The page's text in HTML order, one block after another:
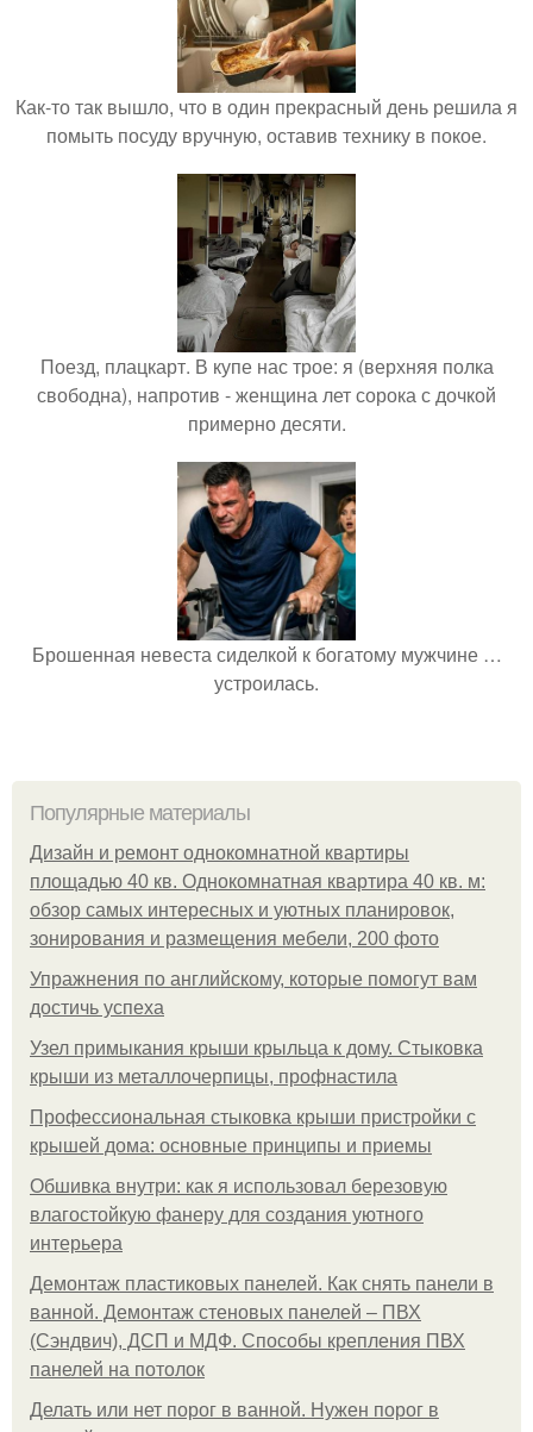
Как-то так вышло, что в один прекрасный день решила я
помыть посуду вручную, оставив технику в покое.
Поезд, плацкарт. В купе нас трое: я (верхняя полка
свободна), напротив - женщина лет сорока с дочкой
примерно десяти.
Брошенная невеста сиделкой к богатому мужчине …
устроилась.
Популярные материалы
Дизайн и ремонт однокомнатной квартиры
площадью 40 кв. Однокомнатная квартира 40 кв. м:
обзор самых интересных и уютных планировок,
зонирования и размещения мебели, 200 фото
Упражнения по английскому, которые помогут вам
достичь успеха
Узел примыкания крыши крыльца к дому. Стыковка
крыши из металлочерпицы, профнастила
Профессиональная стыковка крыши пристройки с
крышей дома: основные принципы и приемы
Обшивка внутри: как я использовал березовую
влагостойкую фанеру для создания уютного
интерьера
Демонтаж пластиковых панелей. Как снять панели в
ванной. Демонтаж стеновых панелей – ПВХ
(Сэндвич), ДСП и МДФ. Способы крепления ПВХ
панелей на потолок
Делать или нет порог в ванной. Нужен порог в